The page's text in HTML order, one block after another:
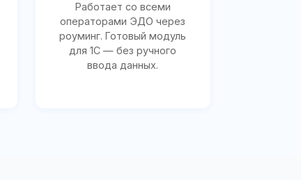
Работает со всеми
операторами ЭДО через
роуминг. Готовый модуль
для 1С — без ручного
ввода данных.